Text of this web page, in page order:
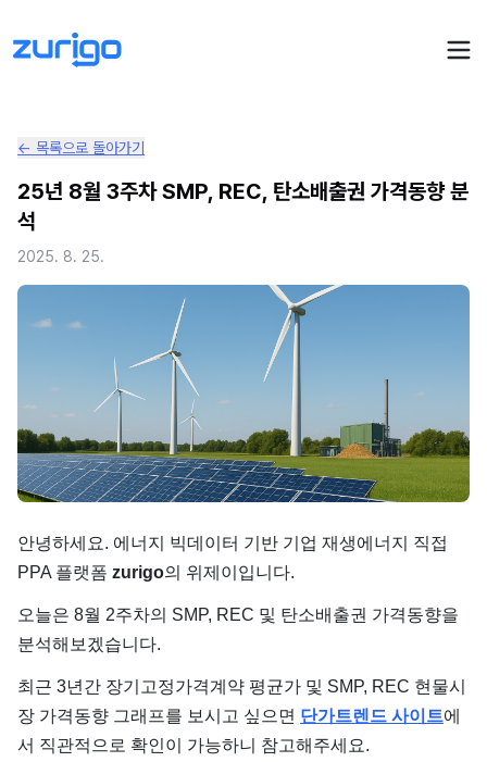
PPA 계약
발전소 PPA 계산
PPA 매칭
PPA 모니터링
PPA 파트너스
전기요금 시뮬레이션
PPA 매뉴얼
AI 컨설턴트 UPDATED
PPA 플레이
인사이트
성공사례
에너지브리핑
단가
회사소개
← 목록으로 돌아가기
25년 8월 3주차 SMP, REC, 탄소배출권 가격동향 분
석
2025. 8. 25.
안녕하세요. 에너지 빅데이터 기반 기업 재생에너지 직접
PPA 플랫폼 zurigo의 위제이입니다.
오늘은 8월 2주차의 SMP, REC 및 탄소배출권 가격동향을
분석해보겠습니다.
최근 3년간 장기고정가격계약 평균가 및 SMP, REC 현물시
장 가격동향 그래프를 보시고 싶으면 단가트렌드 사이트에
서 직관적으로 확인이 가능하니 참고해주세요.